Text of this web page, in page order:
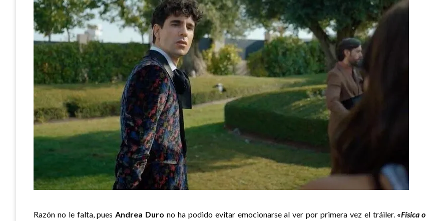
Razón no le falta, puesAndrea Duro no ha podido evitar emocionarse al ver por primera vez el tráiler.«Física o